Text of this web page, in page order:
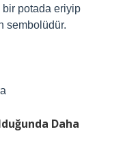
bir potada eriyip
sembolüdür.
Daha